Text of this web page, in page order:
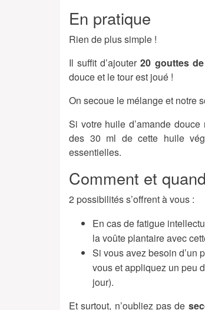
En pratique
Rien de plus simple !
Il suffit d’ajouter20 gouttes
douce et le tour est joué !
On secoue le mélange et notre
Si votre huile d’amande
des 30 ml de cette huile
essentielles.
Comment et
2 possibilités s’offrent à vous :
En cas de fatigue
la voûte plantaire avec
Si vous avez besoin d’un
vous et appliquez un peu
jour).
Et surtout, n’oubliez pas de